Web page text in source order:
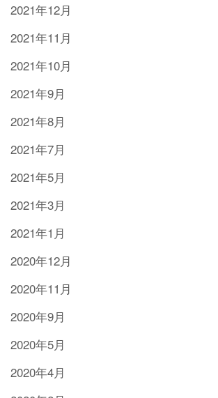
2021年12月
2021年11月
2021年10月
2021年9月
2021年8月
2021年7月
2021年5月
2021年3月
2021年1月
2020年12月
2020年11月
2020年9月
2020年5月
2020年4月